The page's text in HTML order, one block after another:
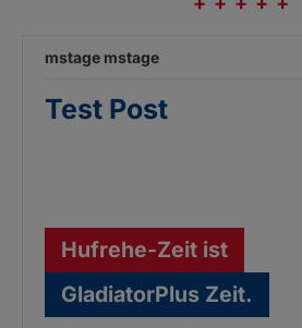
mstage mstage
Test Post
Hufrehe-Zeit ist
GladiatorPlus Zeit.